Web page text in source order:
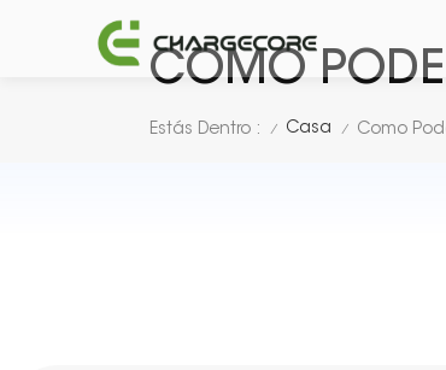
COMO
Estás Dentro : / Casa / Como